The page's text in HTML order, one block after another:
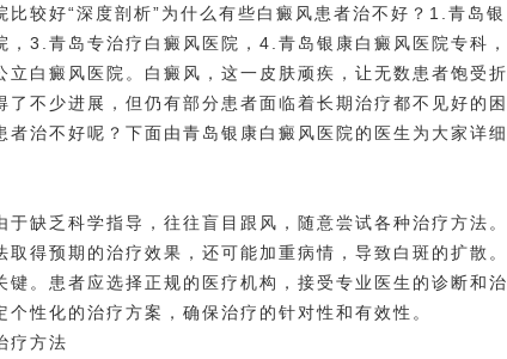
好“深度剖析”为什么有些白癜风患者治不好？1.青岛银
3.青岛专治疗白癜风医院，4.青岛银康白癜风医院专科，
白癜风医院。白癜风，这一皮肤顽疾，让无数患者饱受折
不少进展，但仍有部分患者面临着长期治疗都不见好的困
治不好呢？下面由青岛银康白癜风医院的医生为大家详细
乏科学指导，往往盲目跟风，随意尝试各种治疗方法。
得预期的治疗效果，还可能加重病情，导致白斑的扩散。
。患者应选择正规的医疗机构，接受专业医生的诊断和治
性化的治疗方案，确保治疗的针对性和有效性。
方法